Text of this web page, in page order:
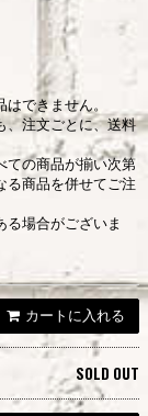
できません。
、注文ごとに、送料
ての商品が揃い次第
る商品を併せてご注
場合がございま
カートに入れる
SOLD OUT